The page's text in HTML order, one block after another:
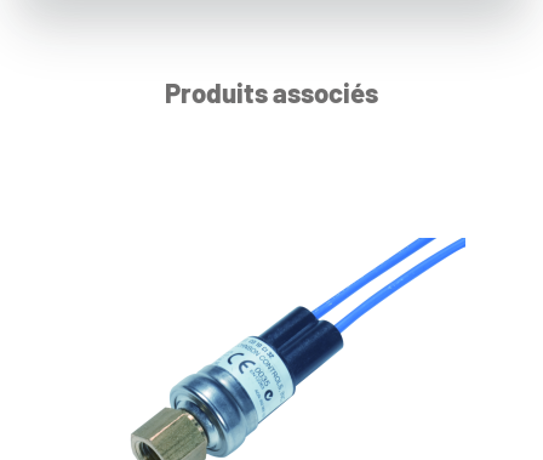
Produits associés